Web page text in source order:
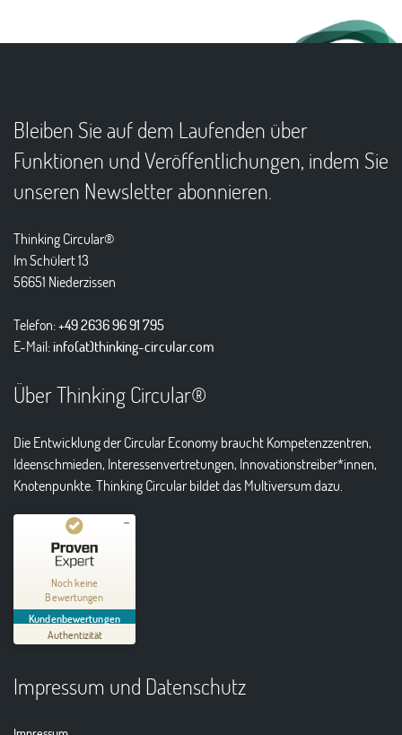
Bleiben Sie auf dem Laufenden über
Funktionen und Veröffentlichungen, indem Sie
unseren Newsletter abonnieren.
Thinking Circular®
Im Schülert 13
56651 Niederzissen
Telefon:+49 2636 96 91 795
E-Mail:info(at)thinking-circular.com
Über Thinking Circular®
Die Entwicklung der Circular Economy braucht Kompetenzzentren,
Ideenschmieden, Interessenvertretungen, Innovationstreiber*innen,
Knotenpunkte. Thinking Circular bildet das Multiversum dazu.
Noch keine
Bewertungen
Kundenbewertungen
Authentizität
Kundenbewertungen und Erfahrungen zu
Thinking Circular® Niederzissen
MANGELHAFT
Erfahren Sie mehr über dieses Bewertungssiegel
Impressum und Datenschutz